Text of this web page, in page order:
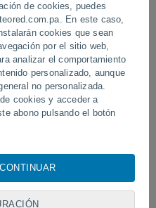
de cookies, puedes
En este caso,
cookies que sean
por el sitio web,
analizar el comportamiento
personalizado, aunque
no personalizada.
cookies y acceder a
abono pulsando el botón
tecnologías similares para
IP y los
que algunos
de
Un tornado azota Piraí